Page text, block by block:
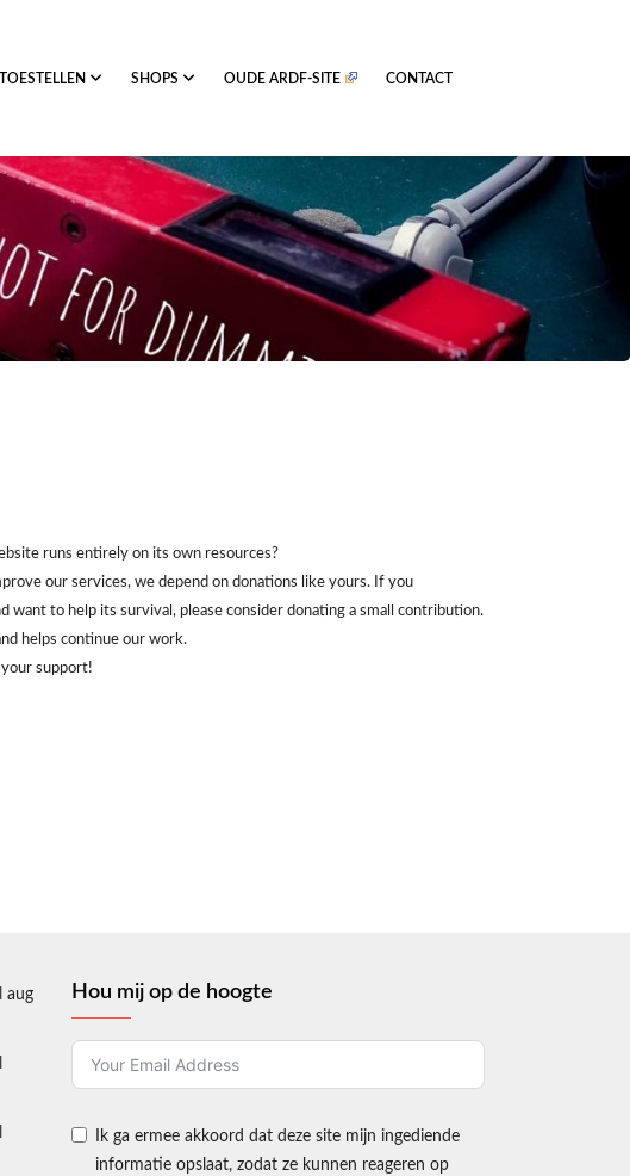
TOESTELLEN SHOPS OUDE ARDF-SITE CONTACT
runs entirely on its own resources?
our services, we depend on donations like yours. If you
want to help its survival, please consider donating a small contribution.
helps continue our work.
your support!
aug
Hou mij op de hoogte
Ik ga ermee akkoord dat deze site mijn ingediende
informatie opslaat, zodat ze kunnen reageren op